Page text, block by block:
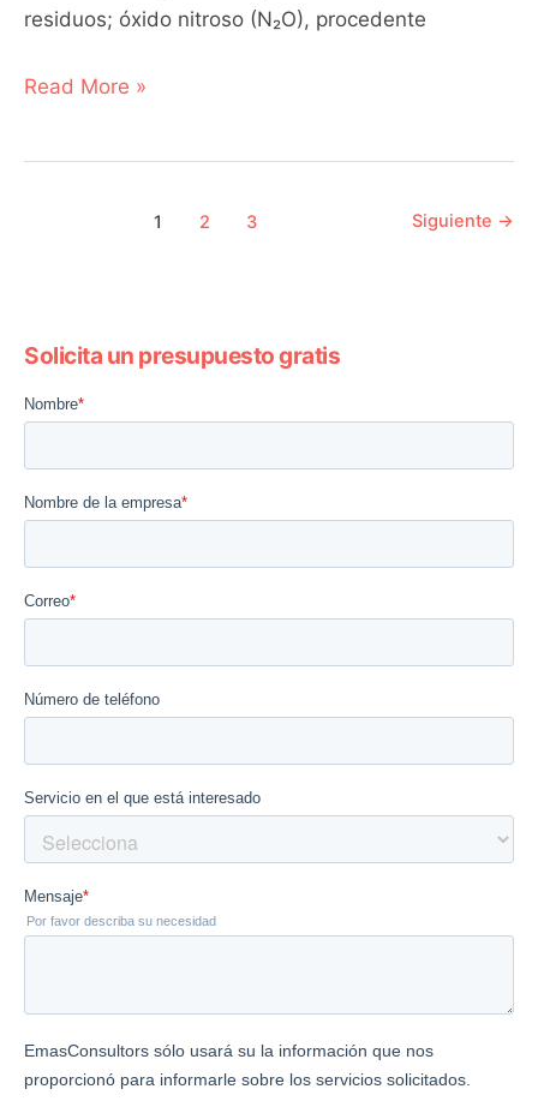
residuos; óxido nitroso (N₂O), procedente
Read More »
1 2 3 Siguiente →
Solicita un presupuesto gratis